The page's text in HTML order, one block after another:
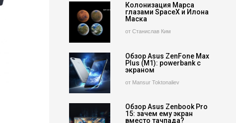
Колонизация Марса
глазами SpaceX и Илона
Маска
от Станислав Ким
Обзор Asus ZenFone Max
Plus (M1): powerbank с
экраном
от Mansur Toktonaliev
Обзор Asus Zenbook Pro
15: зачем ему экран
вместо тачпада?